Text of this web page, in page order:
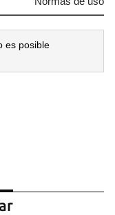
es posible